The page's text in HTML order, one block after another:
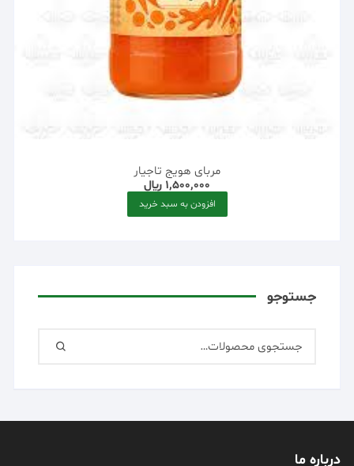
مربای هویج تاجیار
1,500,000 ﷼
افزودن به سبد خرید
جستوجو
درباره ما